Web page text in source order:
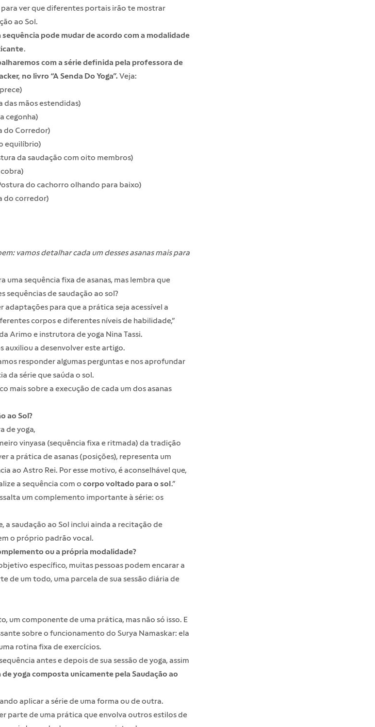
ver que diferentes portais irão te mostrar
ao Sol.
sequência pode mudar de acordo com a modalidade
.
com a série definida pela professora de
no livro “A Senda Do Yoga”.Veja:
das mãos estendidas)
cegonha)
do Corredor)
equilíbrio)
da saudação com oito membros)
do cachorro olhando para baixo)
do corredor)
vamos detalhar cada um desses asanas mais para
uma sequência fixa de asanas, mas lembra que
sequências de saudação ao sol?
adaptações para que a prática seja acessível a
corpos e diferentes níveis de habilidade,”
Arimo e instrutora de yoga Nina Tassi.
auxiliou a desenvolver este artigo.
responder algumas perguntas e nos aprofundar
da série que saúda o sol.
mais sobre a execução de cada um dos asanas
ao Sol?
de yoga,
vinyasa (sequência fixa e ritmada) da tradição
a prática de asanas (posições), representa um
ao Astro Rei. Por esse motivo, é aconselhável que,
a sequência com ocorpo voltado para o sol.”
um complemento importante à série: os
a saudação ao Sol inclui ainda a recitação de
o próprio padrão vocal.
ou a própria modalidade?
específico, muitas pessoas podem encarar a
de um todo, uma parcela de sua sessão diária de
um componente de uma prática, mas não só isso. E
sobre o funcionamento do Surya Namaskar: ela
rotina fixa de exercícios.
antes e depois de sua sessão de yoga, assim
yoga composta unicamente pela Saudação ao
aplicar a série de uma forma ou de outra.
parte de uma prática que envolva outros estilos de